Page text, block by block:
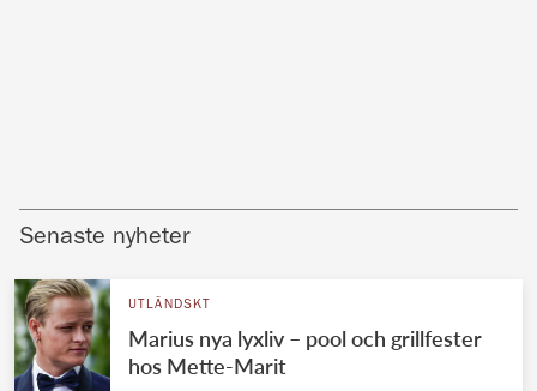
Senaste nyheter
UTLÄNDSKT
Marius nya lyxliv – pool och grillfester
hos Mette-Marit